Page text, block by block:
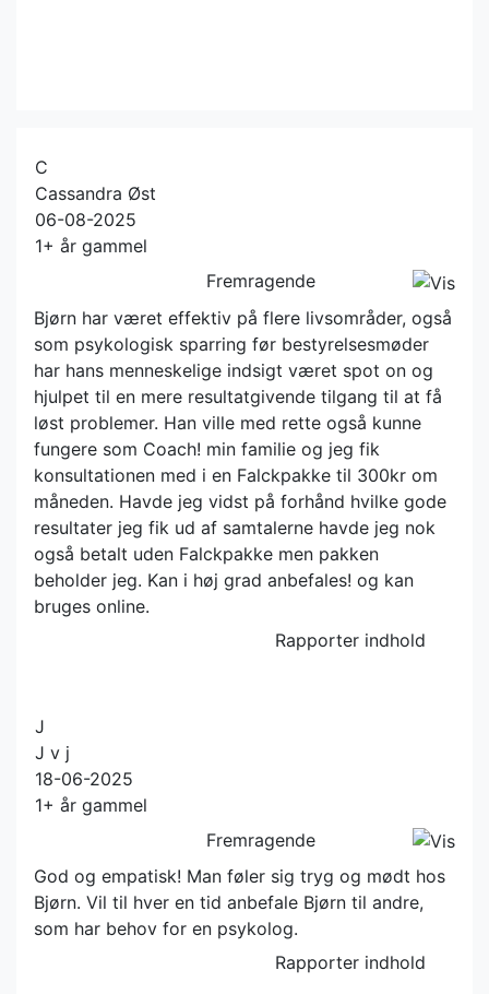
C
Cassandra Øst
06-08-2025
1+ år gammel
Fremragende
Bjørn har været effektiv på flere livsområder, også
som psykologisk sparring før bestyrelsesmøder
har hans menneskelige indsigt været spot on og
hjulpet til en mere resultatgivende tilgang til at få
løst problemer. Han ville med rette også kunne
fungere som Coach! min familie og jeg fik
konsultationen med i en Falckpakke til 300kr om
måneden. Havde jeg vidst på forhånd hvilke gode
resultater jeg fik ud af samtalerne havde jeg nok
også betalt uden Falckpakke men pakken
beholder jeg. Kan i høj grad anbefales! og kan
bruges online.
Rapporter indhold
J
J v j
18-06-2025
1+ år gammel
Fremragende
God og empatisk! Man føler sig tryg og mødt hos
Bjørn. Vil til hver en tid anbefale Bjørn til andre,
som har behov for en psykolog.
Rapporter indhold